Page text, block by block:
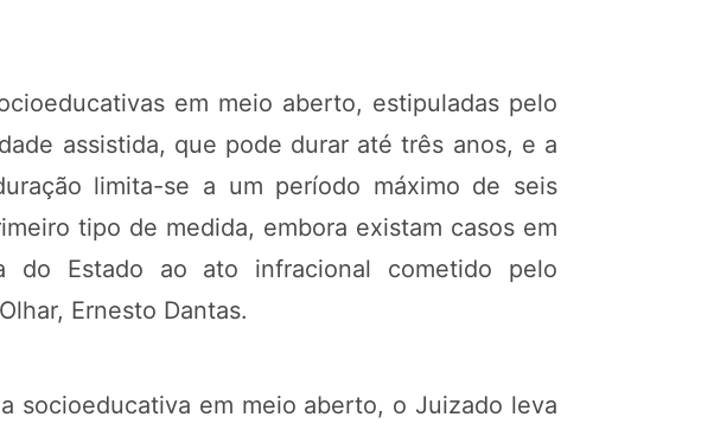
em meio aberto, estipuladas pelo
assistida, que pode durar até três anos, e a
limita-se a um período máximo de seis
tipo de medida, embora existam casos em
do Estado ao ato infracional cometido pelo
Ernesto Dantas.
socioeducativa em meio aberto, o Juizado leva